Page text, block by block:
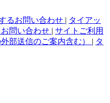
るお問い合わせ | タイアッ
問い合わせ | サイトご利用
部送信のご案内含む） | タ